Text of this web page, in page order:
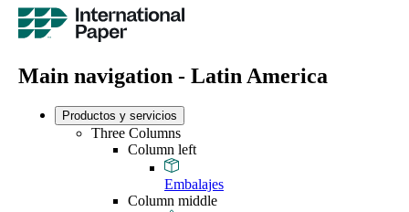
Main navigation - Latin America
Productos y servicios
Three Columns
Column left
Embalajes
Column middle